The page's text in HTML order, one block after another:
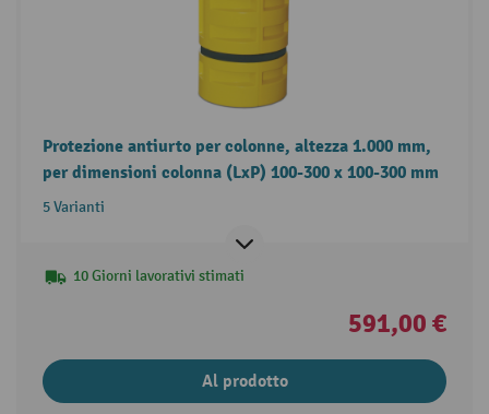
Protezione antiurto per colonne, altezza 1.000 mm,
per dimensioni colonna (LxP) 100-300 x 100-300 mm
5 Varianti
10 Giorni lavorativi stimati
591,00 €
Al prodotto